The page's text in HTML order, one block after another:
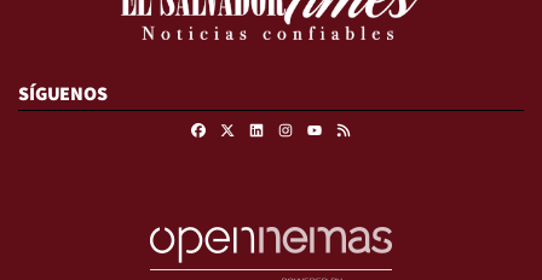
SÍGUENOS
FacebookLinkedinInstagram